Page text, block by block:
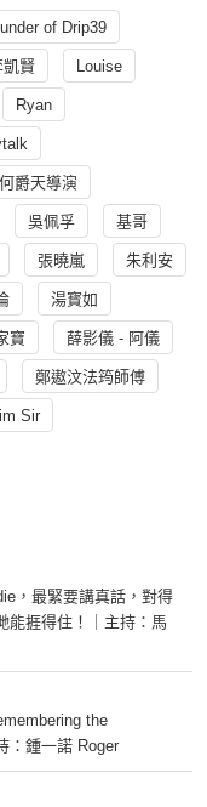
of Drip39
賢 Louise
Ryan
何爵天導演
吳佩孚 基哥
張曉嵐 朱利安
湯寳如
寶 薛影儀 - 阿儀
鄭遨汶法筠師傅
Sir
，最緊要講真話，對得
能捱得住！｜主持：馬
the
：鍾一諾 Roger